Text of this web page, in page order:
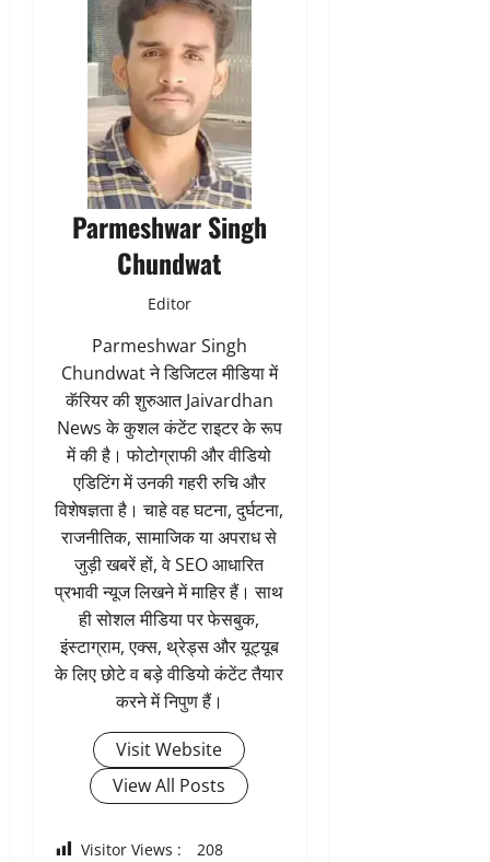
Parmeshwar Singh
Chundwat
Editor
Parmeshwar Singh
Chundwat ने डिजिटल मीडिया में
कॅरियर की शुरुआत Jaivardhan
News के कुशल कंटेंट राइटर के रूप
में की है। फोटोग्राफी और वीडियो
एडिटिंग में उनकी गहरी रुचि और
विशेषज्ञता है। चाहे वह घटना, दुर्घटना,
राजनीतिक, सामाजिक या अपराध से
जुड़ी खबरें हों, वे SEO आधारित
प्रभावी न्यूज लिखने में माहिर हैं। साथ
ही सोशल मीडिया पर फेसबुक,
इंस्टाग्राम, एक्स, थ्रेड्स और यूट्यूब
के लिए छोटे व बड़े वीडियो कंटेंट तैयार
करने में निपुण हैं।
Visit Website
View All Posts
Visitor Views : 208